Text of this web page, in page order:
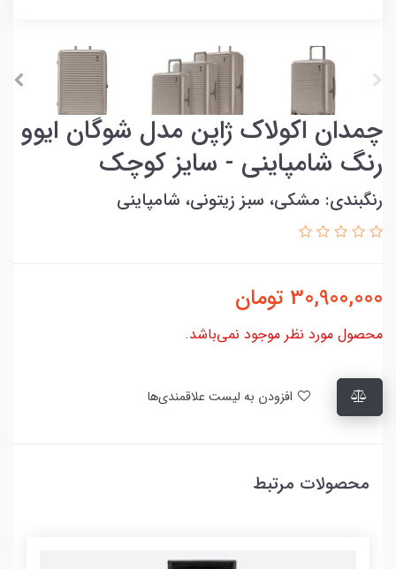
چمدان اکولاک ژاپن مدل شوگان ایوو
رنگ شامپاینی - سایز کوچک
رنگبندی: مشکی، سبز زیتونی، شامپاینی
30,900,000 تومان
محصول مورد نظر موجود نمی‌باشد.
محصولات مرتبط